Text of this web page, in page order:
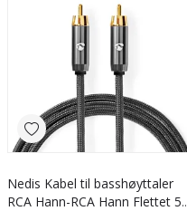
Nedis Kabel til basshøyttaler
RCA Hann-RCA Hann Flettet 5